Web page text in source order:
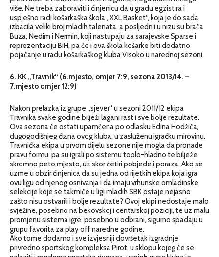
više. Ne treba zaboraviti i činjenicu da u gradu egzistira i
uspješno radi košarkaška škola „XXL Basket“, koja je do sada
izbacila veliki broj mladih talenata, a posljednji u nizu su braća
Buza, Nedim i Nermin, koji nastupaju za sarajevske Sparse i
reprezentaciju BiH, pa će i ova škola košarke biti dodatno
pojačanje u radu košarkaškog kluba Visoko u narednoj sezoni.
6. KK „Travnik“ (6.mjesto, omjer 7:9, sezona 2013/14. –
7.mjesto omjer 12:9)
Nakon prelazka iz grupe „sjever“ u sezoni 2011/12 ekipa
Travnika svake godine bilježi lagani rast i sve bolje rezultate.
Ova sezona će ostati upamćena po odlasku Edina Hodžića,
dugogodišnjeg člana ovog kluba, u zasluženu igračku mirovinu.
Travnička ekipa u prvom dijelu sezone nije mogla da pronađe
pravu formu, pa su igrali po sistemu toplo-hladno te bilježe
skromno peto mjesto, uz skor četiri pobjede i poraza. Ako se
uzme u obzir činjenica da su jedna od rijetkih ekipa koja igra
ovu ligu od njenog osnivanja i da imaju vrhunske omladinske
selekcije koje se takmiče u ligi mladih SBK ostaje nejasno
zašto nisu ostvarili i bolje rezultate? Ovoj ekipi nedostaje malo
svježine, posebno na bekovskoj i centarskoj poziciji, te uz malu
promjenu sistema igre, posebno u odbrani, sigurno spadaju u
grupu favorita za play off naredne godine.
Ako tome dodamo i sve izvjesniji dovršetak izgradnje
privredno sportskog kompleksa Pirot, u sklopu kojeg će se